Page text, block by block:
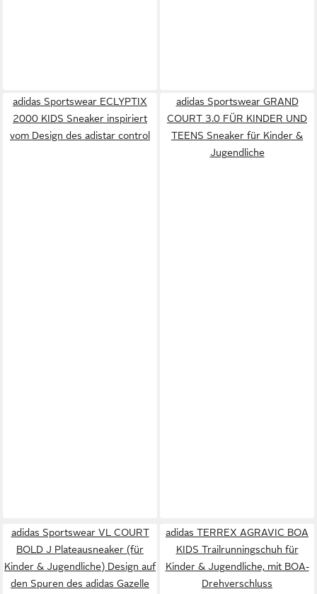
adidas Sportswear ECLYPTIX
2000 KIDS Sneaker inspiriert
vom Design des adistar control
adidas Sportswear GRAND
COURT 3.0 FÜR KINDER UND
TEENS Sneaker für Kinder &
Jugendliche
adidas Sportswear VL COURT
BOLD J Plateausneaker (für
Kinder & Jugendliche) Design auf
den Spuren des adidas Gazelle
adidas TERREX AGRAVIC BOA
KIDS Trailrunningschuh für
Kinder & Jugendliche, mit BOA-
Drehverschluss